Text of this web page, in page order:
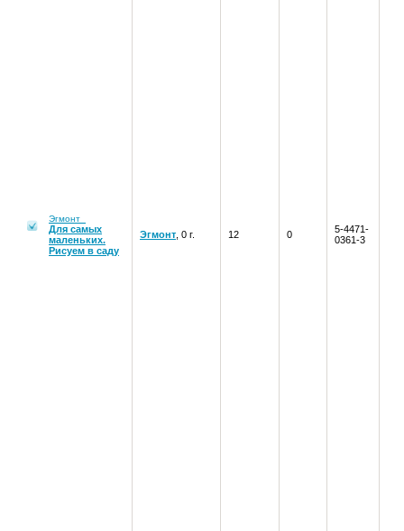
Эгмонт
Для самых
маленьких.
Рисуем в саду
Эгмонт , 0 г. 12 0
5-4471-
0361-3